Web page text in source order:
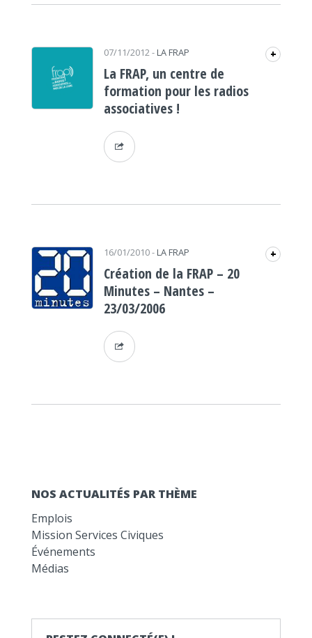
07/11/2012- LA FRAP +
La FRAP, un centre de
formation pour les radios
associatives !
16/01/2010- LA FRAP +
Création de la FRAP – 20
Minutes – Nantes –
23/03/2006
NOS ACTUALITÉS PAR THÈME
Emplois
Mission Services Civiques
Événements
Médias